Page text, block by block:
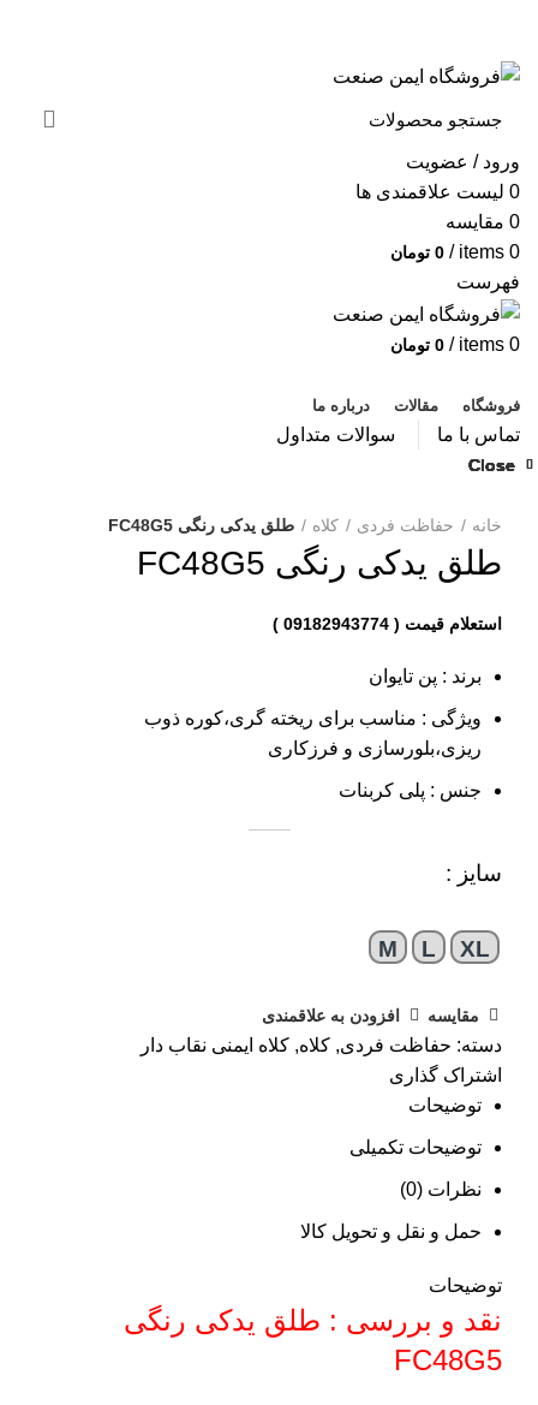
ورود / عضویت
0 لیست علاقمندی ها
0 مقایسه
0
items
/
0 تومان
فهرست
0
items
/
0 تومان
فروشگاه مقالات درباره ما
تماس با ما سوالات متداول
خانه حفاظت فردی کلاه طلق یدکی رنگی FC48G5
طلق یدکی رنگی FC48G5
برند : پن تایوان
ویژگی : مناسب برای ریخته گری،کوره ذوب
ریزی،بلورسازی و فرزکاری
جنس : پلی کربنات
سایز :
M L XL
مقایسه افزودن به علاقمندی
دسته: حفاظت فردی, کلاه, کلاه ایمنی نقاب دار
اشتراک گذاری
توضیحات
توضیحات تکمیلی
نظرات (0)
حمل و نقل و تحویل کالا
توضیحات
نقد و بررسی : طلق یدکی رنگی
FC48G5
Close
Close
Close
Close
Close
Close
Close
Close